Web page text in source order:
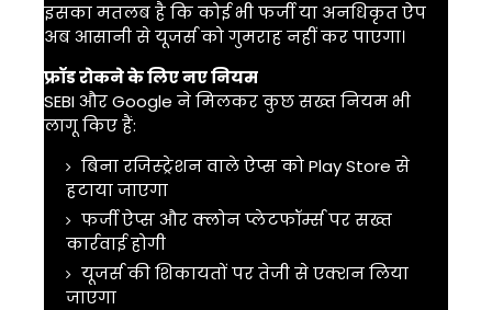
इसका मतलब है कि कोई भी फर्जी या अनधिकृत ऐप
अब आसानी से यूजर्स को गुमराह नहीं कर पाएगा।
फ्रॉड रोकने के लिए नए नियम
SEBI और Google ने मिलकर कुछ सख्त नियम भी
लागू किए हैं:
बिना रजिस्ट्रेशन वाले ऐप्स को Play Store से
हटाया जाएगा
फर्जी ऐप्स और क्लोन प्लेटफॉर्म्स पर सख्त
कार्रवाई होगी
यूजर्स की शिकायतों पर तेजी से एक्शन लिया
जाएगा